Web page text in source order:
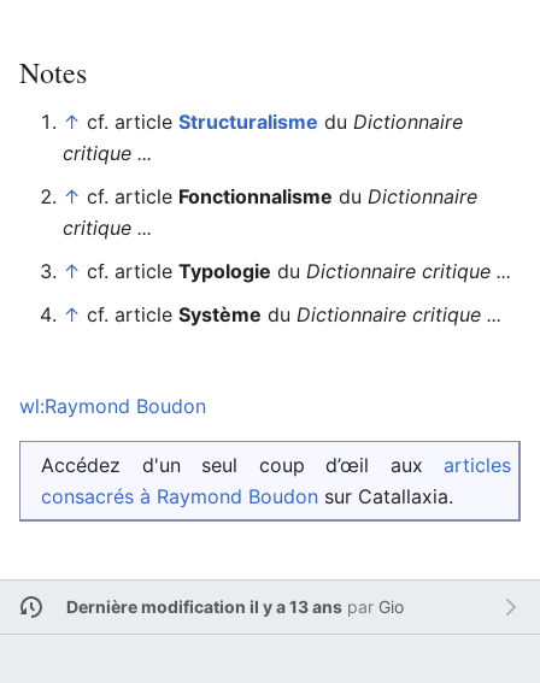
Notes
↑ cf. article Structuralisme du Dictionnaire
critique ...
↑ cf. article Fonctionnalisme du Dictionnaire
critique ...
↑ cf. article Typologie du Dictionnaire critique ...
↑ cf. article Système du Dictionnaire critique ...
wl:Raymond Boudon
Accédez d'un seul coup d’œil aux articles
consacrés à Raymond Boudon sur Catallaxia.
Dernière modification il y a 13 anspar Gio